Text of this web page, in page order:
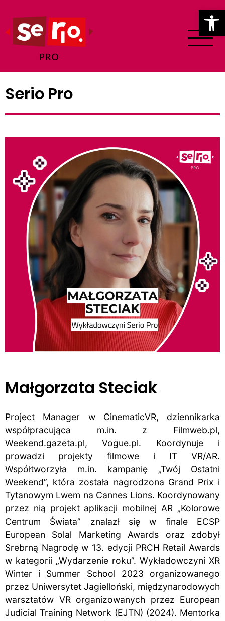
Serio Pro
Małgorzata Steciak
Project Manager w CinematicVR, dziennikarka
współpracująca m.in. z Filmweb.pl,
Weekend.gazeta.pl, Vogue.pl. Koordynuje i
prowadzi projekty filmowe i IT VR/AR.
Współtworzyła m.in. kampanię „Twój Ostatni
Weekend”, która została nagrodzona Grand Prix i
Tytanowym Lwem na Cannes Lions. Koordynowany
przez nią projekt aplikacji mobilnej AR „Kolorowe
Centrum Świata” znalazł się w finale ECSP
European Solal Marketing Awards oraz zdobył
Srebrną Nagrodę w 13. edycji PRCH Retail Awards
w kategorii „Wydarzenie roku”. Wykładowczyni XR
Winter i Summer School 2023 organizowanego
przez Uniwersytet Jagielloński, międzynarodowych
warsztatów VR organizowanych przez European
Judicial Training Network (EJTN) (2024). Mentorka